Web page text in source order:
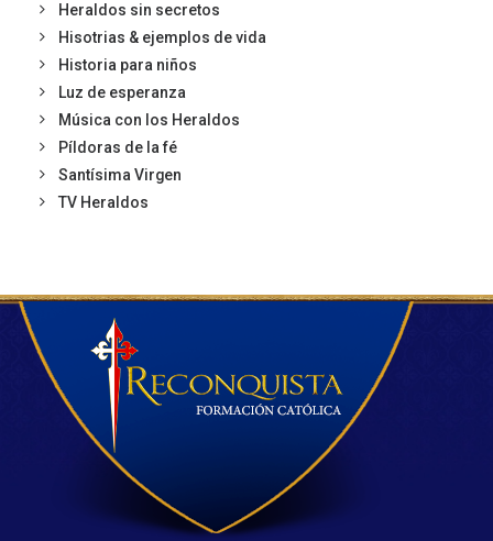
Heraldos sin secretos
Hisotrias & ejemplos de vida
Historia para niños
Luz de esperanza
Música con los Heraldos
Píldoras de la fé
Santísima Virgen
TV Heraldos